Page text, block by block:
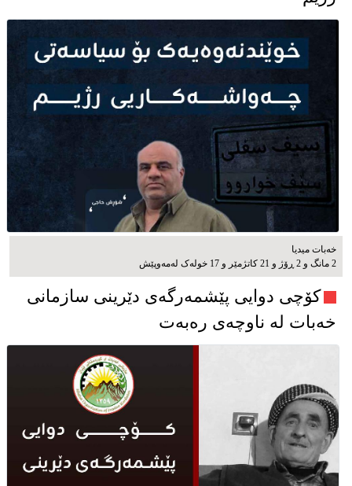
خەبات میدیا
2 مانگ و 2 ڕۆژ و 21 کاتژمێر و 17 خوله‌ک له‌مه‌وپێش‌
کۆچی دوایی پێشمەرگەی دێرینی سازمانی
خەبات لە ناوچەی رەبەت